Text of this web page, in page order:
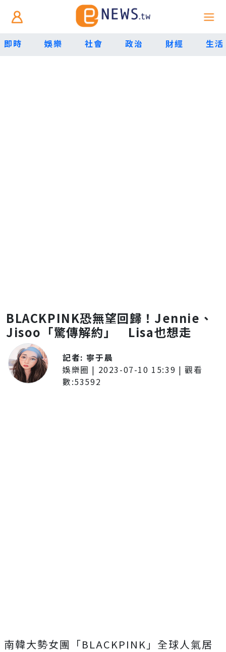
即時 娛樂 社會 政治 財經 生活
BLACKPINK恐無望回歸！Jennie、
Jisoo「驚傳解約」 Lisa也想走
記者: 寧于晨
娛樂圈 | 2023-07-10 15:39 | 觀看
數:53592
南韓大勢女團「BLACKPINK」全球人氣居